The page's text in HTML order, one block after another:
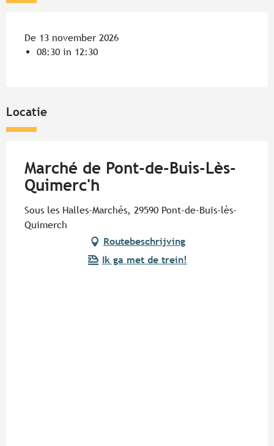
De 13 november 2026
08:30 in 12:30
Locatie
Marché de Pont-de-Buis-Lès-
Quimerc'h
Sous les Halles-Marchés, 29590 Pont-de-Buis-lès-
Quimerch
Routebeschrijving
Ik ga met de trein!